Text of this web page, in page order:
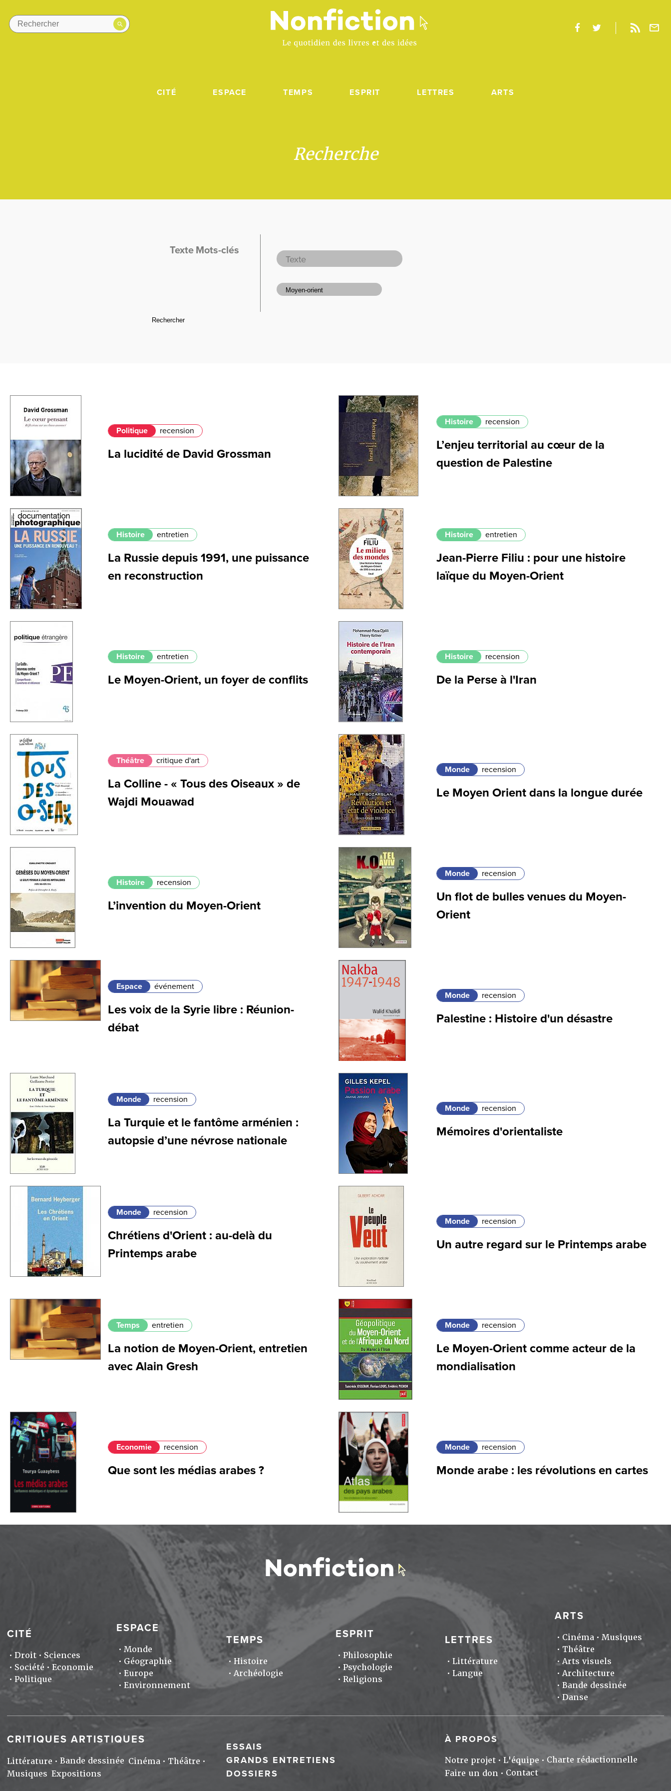
CITÉ ESPACE TEMPS ESPRIT LETTRES ARTS
Recherche
Texte Mots-clés
Politique recension
La lucidité de David Grossman
Histoire recension
L’enjeu territorial au cœur de la
question de Palestine
Histoire entretien
La Russie depuis 1991, une puissance
en reconstruction
Histoire entretien
Jean-Pierre Filiu : pour une histoire
laïque du Moyen-Orient
Histoire entretien
Le Moyen-Orient, un foyer de conflits
Histoire recension
De la Perse à l'Iran
Théâtre critique d'art
La Colline - « Tous des Oiseaux » de
Wajdi Mouawad
Monde recension
Le Moyen Orient dans la longue durée
Histoire recension
L’invention du Moyen-Orient
Monde recension
Un flot de bulles venues du Moyen-
Orient
Espace événement
Les voix de la Syrie libre : Réunion-
débat
Monde recension
Palestine : Histoire d'un désastre
Monde recension
La Turquie et le fantôme arménien :
autopsie d’une névrose nationale
Monde recension
Mémoires d'orientaliste
Monde recension
Chrétiens d'Orient : au-delà du
Printemps arabe
Monde recension
Un autre regard sur le Printemps arabe
Temps entretien
La notion de Moyen-Orient, entretien
avec Alain Gresh
Monde recension
Le Moyen-Orient comme acteur de la
mondialisation
Economie recension
Que sont les médias arabes ?
Monde recension
Monde arabe : les révolutions en cartes
CITÉ
Droit
Sciences
Société
Economie
Politique
ESPACE
Monde
Géographie
Europe
Environnement
TEMPS
Histoire
Archéologie
ESPRIT
Philosophie
Psychologie
Religions
LETTRES
Littérature
Langue
ARTS
Cinéma
Musiques
Théâtre
Arts visuels
Architecture
Bande dessinée
Danse
CRITIQUES ARTISTIQUES
Littérature Bande dessinée Cinéma
Théâtre
Musiques Expositions
ESSAIS
GRANDS ENTRETIENS
DOSSIERS
À PROPOS
Notre projet L'équipe
Charte rédactionnelle
Faire un don
Contact